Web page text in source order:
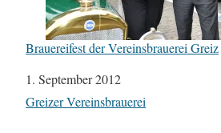
Brauereifest der Vereinsbrauerei Greiz
Datum
1. September 2012
In Bezug auf
Greizer Vereinsbrauerei